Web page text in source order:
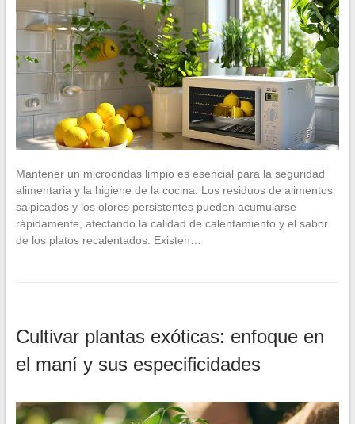
Mantener un microondas limpio es esencial para la seguridad
alimentaria y la higiene de la cocina. Los residuos de alimentos
salpicados y los olores persistentes pueden acumularse
rápidamente, afectando la calidad de calentamiento y el sabor
de los platos recalentados. Existen…
Cultivar plantas exóticas: enfoque en
el maní y sus especificidades